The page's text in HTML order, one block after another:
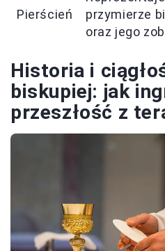
Pierścień
przymierze
oraz jego
Historia i
biskupiej: jak
przeszłość z